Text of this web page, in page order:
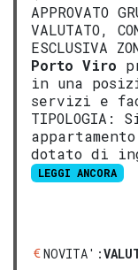
APPROVATO
VALUTATO,
ESCLUSIVA
Porto Viro
in una
servizi e
dotato di
LEGGI ANCORA
NOVITA':